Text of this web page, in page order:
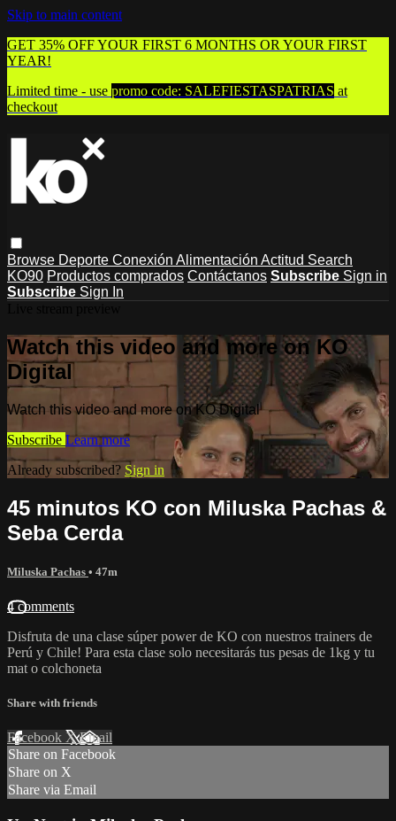
Skip to main content
GET 35% OFF YOUR FIRST 6 MONTHS OR YOUR FIRST
YEAR!
Limited time - use promo code: SALEFIESTASPATRIAS at
checkout
Browse Deporte Conexión Alimentación Actitud Search
KO90 Productos comprados Contáctanos Subscribe Sign in
Subscribe Sign In
Watch this video and more on KO
Digital
Watch this video and more on KO Digital
Subscribe Learn more
Already subscribed? Sign in
45 minutos KO con Miluska Pachas &
Seba Cerda
Miluska Pachas • 47m
4 comments
Disfruta de una clase súper power de KO con nuestros trainers de
Perú y Chile! Para esta clase solo necesitarás tus pesas de 1kg y tu
mat o colchoneta
Share with friends
Facebook XEmail
Share on Facebook
Share on X
Share via Email